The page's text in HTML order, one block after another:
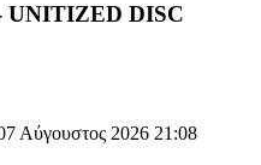
DISC
Αύγουστος 2026 21:08